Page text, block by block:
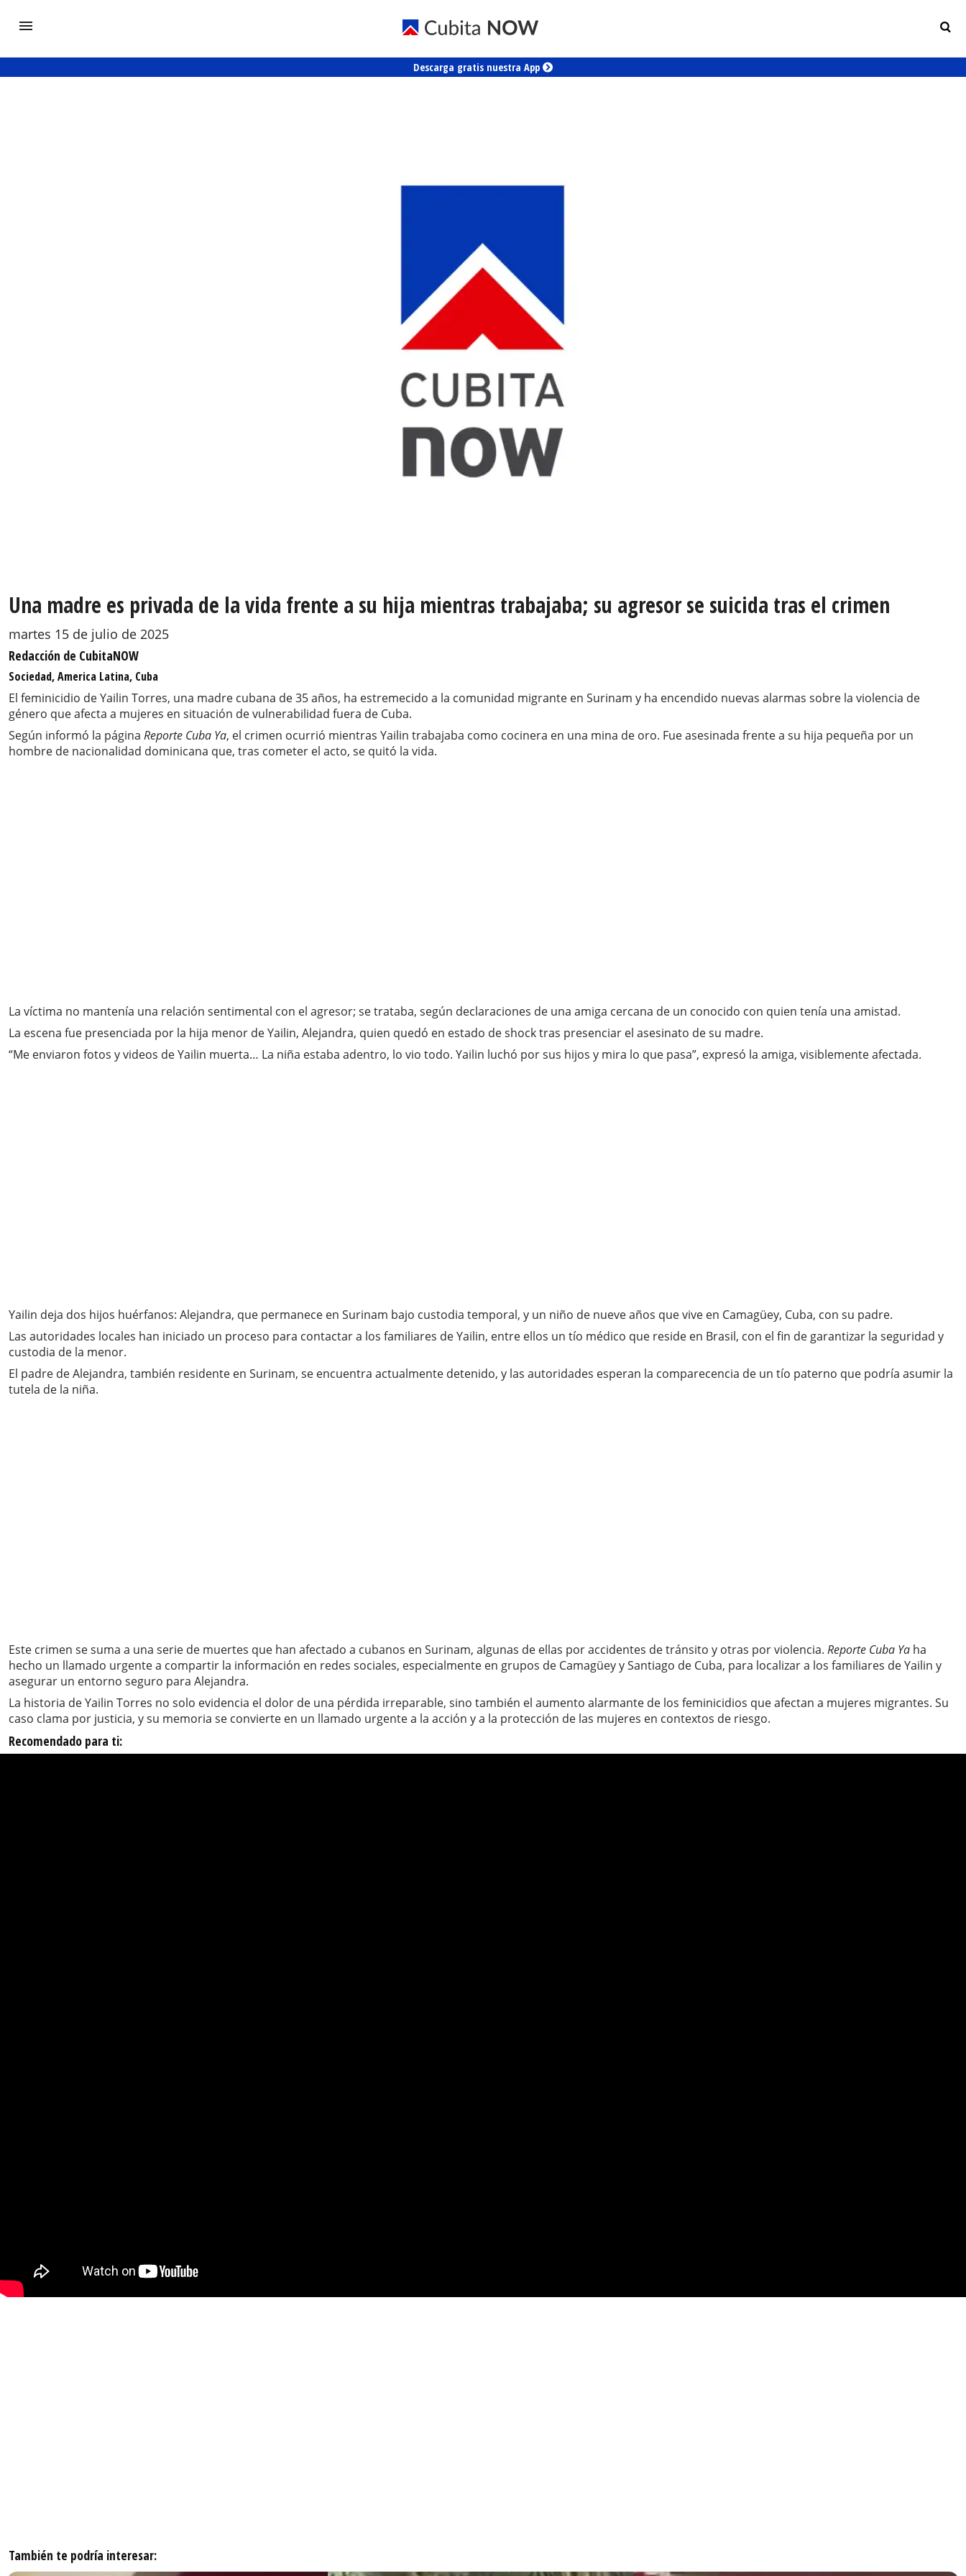
Descarga gratis nuestra App
Una madre es privada de la vida frente a su hija mientras trabajaba; su agresor se suicida tras el crimen
martes 15 de julio de 2025
Redacción de CubitaNOW
Sociedad, America Latina, Cuba
El feminicidio de Yailin Torres, una madre cubana de 35 años, ha estremecido a la comunidad migrante en Surinam y ha encendido nuevas alarmas sobre la violencia de
género que afecta a mujeres en situación de vulnerabilidad fuera de Cuba.
Según informó la página Reporte Cuba Ya, el crimen ocurrió mientras Yailin trabajaba como cocinera en una mina de oro. Fue asesinada frente a su hija pequeña por un
hombre de nacionalidad dominicana que, tras cometer el acto, se quitó la vida.
La víctima no mantenía una relación sentimental con el agresor; se trataba, según declaraciones de una amiga cercana de un conocido con quien tenía una amistad.
La escena fue presenciada por la hija menor de Yailin, Alejandra, quien quedó en estado de shock tras presenciar el asesinato de su madre.
“Me enviaron fotos y videos de Yailin muerta… La niña estaba adentro, lo vio todo. Yailin luchó por sus hijos y mira lo que pasa”, expresó la amiga, visiblemente afectada.
Yailin deja dos hijos huérfanos: Alejandra, que permanece en Surinam bajo custodia temporal, y un niño de nueve años que vive en Camagüey, Cuba, con su padre.
Las autoridades locales han iniciado un proceso para contactar a los familiares de Yailin, entre ellos un tío médico que reside en Brasil, con el fin de garantizar la seguridad y
custodia de la menor.
El padre de Alejandra, también residente en Surinam, se encuentra actualmente detenido, y las autoridades esperan la comparecencia de un tío paterno que podría asumir la
tutela de la niña.
Este crimen se suma a una serie de muertes que han afectado a cubanos en Surinam, algunas de ellas por accidentes de tránsito y otras por violencia. Reporte Cuba Ya ha
hecho un llamado urgente a compartir la información en redes sociales, especialmente en grupos de Camagüey y Santiago de Cuba, para localizar a los familiares de Yailin y
asegurar un entorno seguro para Alejandra.
La historia de Yailin Torres no solo evidencia el dolor de una pérdida irreparable, sino también el aumento alarmante de los feminicidios que afectan a mujeres migrantes. Su
caso clama por justicia, y su memoria se convierte en un llamado urgente a la acción y a la protección de las mujeres en contextos de riesgo.
Recomendado para ti:
También te podría interesar: